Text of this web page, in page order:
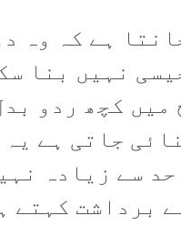
ہے کہ وہ
نہیں بنا
میں کچھ ردو
جاتی ہے یہ
سے زیادہ
برداشت کہتے